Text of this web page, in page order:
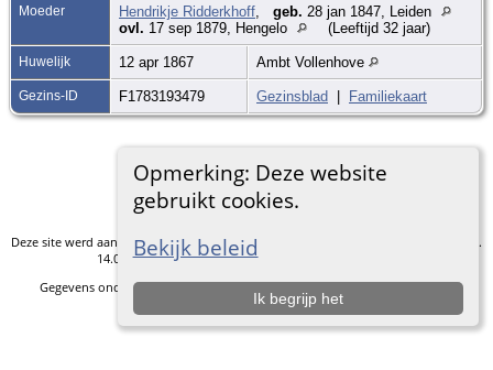
Opmerking: Deze website
gebruikt cookies.
Bekijk beleid
Ik begrijp het
Moeder Hendrikje Ridderkhoff geb. 28 jan 1847, Leiden
ovl. 17 sep 1879, Hengelo (Leeftijd 32 jaar)
Huwelijk 12 apr 1867 Ambt Vollenhove
Gezins-ID F1783193479 Gezinsblad | Familiekaart
Ga naar standaard site
Deze site werd aangemaakt doorThe Next Generation of Genealogy Sitebuilding
v.
14.0.5, geschreven door Darrin Lythgoe © 2001-2026.
Gegevens onderhouden doorR.J.F. Einhaus. |Data Beschermings Beleid.